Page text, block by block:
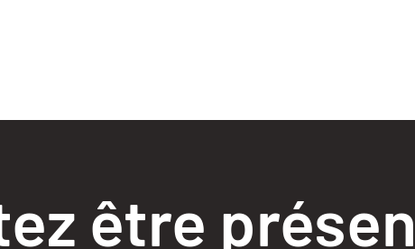
être